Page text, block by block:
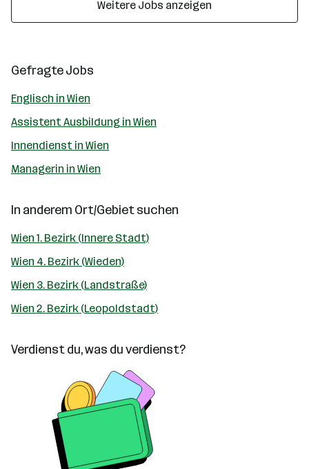
Weitere Jobs anzeigen
Gefragte Jobs
Englisch in Wien
Assistent Ausbildung in Wien
Innendienst in Wien
Managerin in Wien
In anderem Ort/Gebiet suchen
Wien 1. Bezirk (Innere Stadt)
Wien 4. Bezirk (Wieden)
Wien 3. Bezirk (Landstraße)
Wien 2. Bezirk (Leopoldstadt)
Verdienst du, was du verdienst?